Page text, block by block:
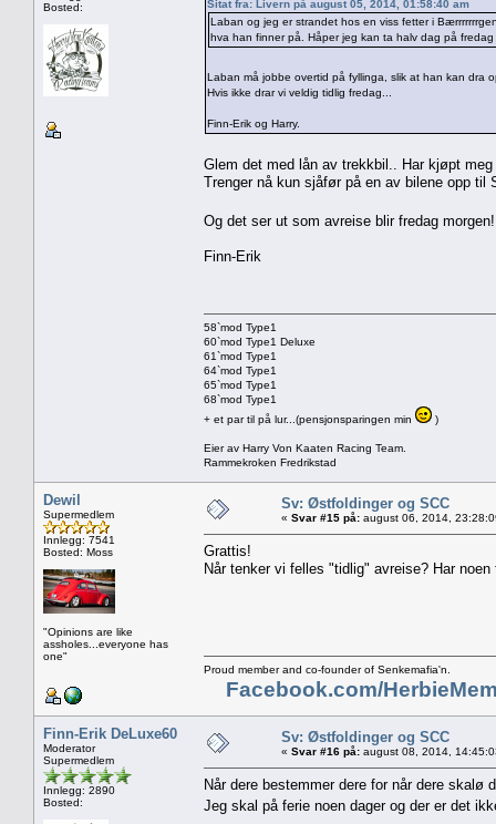
Bosted:
Sitat fra: Livern på august 05, 2014, 01:58:40 am
Laban og jeg er strandet hos en viss fetter i
hva han finner på. Håper jeg kan ta halv dag på
Laban må jobbe overtid på fyllinga, slik at han kan dra
Hvis ikke drar vi veldig tidlig fredag...
Finn-Erik og Harry.
Glem det med lån av trekkbil.. Har kjøpt
Trenger nå kun sjåfør på en av bilene opp til
Og det ser ut som avreise blir fredag
Finn-Erik
58`mod Type1
60`mod Type1 Deluxe
61`mod Type1
64`mod Type1
65`mod Type1
68`mod Type1
+ et par til på lur...(pensjonsparingen min
)
Eier av Harry Von Kaaten Racing Team.
Rammekroken Fredrikstad
Dewil
Supermedlem
Innlegg: 7541
Bosted: Moss
"Opinions are like
assholes...everyone has
one"
Sv: Østfoldinger og SCC
« Svar #15 på: august 06, 2014,
Grattis!
Når tenker vi felles "tidlig" avreise? Har
Proud member and co-founder of Senkemafia'n.
Facebook.com/
Finn-Erik DeLuxe60
Moderator
Supermedlem
Innlegg: 2890
Bosted:
Sv: Østfoldinger og SCC
« Svar #16 på: august 08, 2014,
Når dere bestemmer dere for når dere
Jeg skal på ferie noen dager og der er det